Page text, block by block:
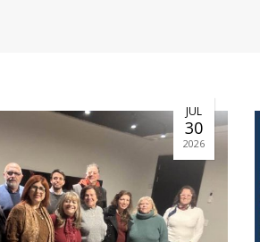
JUL
30
2026